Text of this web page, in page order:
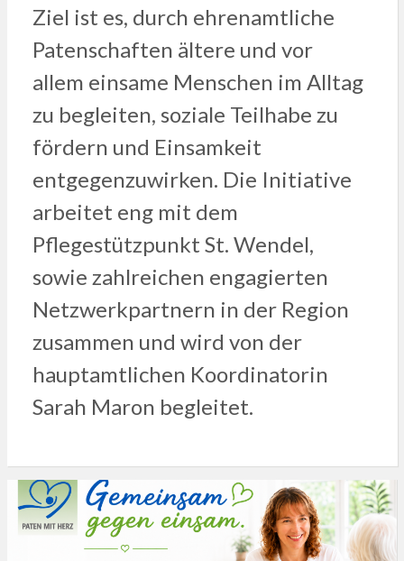
Ziel ist es, durch ehrenamtliche
Patenschaften ältere und vor
allem einsame Menschen im Alltag
zu begleiten, soziale Teilhabe zu
fördern und Einsamkeit
entgegenzuwirken. Die Initiative
arbeitet eng mit dem
Pflegestützpunkt St. Wendel,
sowie zahlreichen engagierten
Netzwerkpartnern in der Region
zusammen und wird von der
hauptamtlichen Koordinatorin
Sarah Maron begleitet.